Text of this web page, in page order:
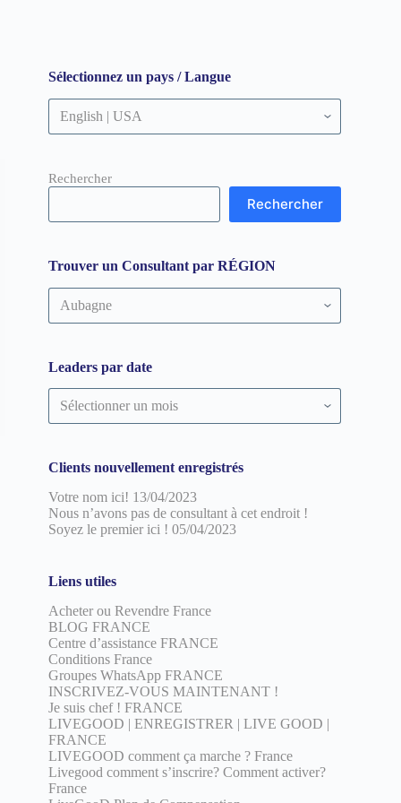
Sélectionnez un pays / Langue
Rechercher
Rechercher
Trouver un Consultant par RÉGION
Trouver
un
Consultant
Leaders par date
Leaders
par
date
Clients nouvellement enregistrés
Votre nom ici! 13/04/2023
Nous n’avons pas de consultant à cet endroit !
Soyez le premier ici ! 05/04/2023
Liens utiles
Acheter ou Revendre France
BLOG FRANCE
Centre d’assistance FRANCE
Conditions France
Groupes WhatsApp FRANCE
INSCRIVEZ-VOUS MAINTENANT !
Je suis chef ! FRANCE
LIVEGOOD | ENREGISTRER | LIVE GOOD |
FRANCE
LIVEGOOD comment ça marche ? France
Livegood comment s’inscrire? Comment activer?
France